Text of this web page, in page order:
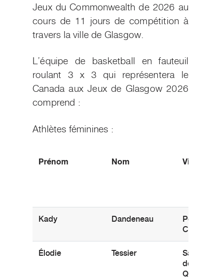
Jeux du Commonwealth de 2026 au
cours de 11 jours de compétition à
travers la ville de Glasgow.
L’équipe de basketball en fauteuil
roulant 3 x 3 qui représentera le
Canada aux Jeux de Glasgow 2026
comprend :
Athlètes féminines :
Prénom Nom Ville
Kady Dandeneau
Pender
C.-B.
Élodie Tessier
Saint-
de-
QC